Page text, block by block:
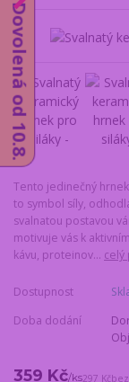
Tento jedinečný
to symbol síly,
svalnatou postavou
motivuje vás k
kávu, proteinov... celý
Dostupnost
Doba dodání
359 Kč/ks297 Kč
Dovolená od 10.8.